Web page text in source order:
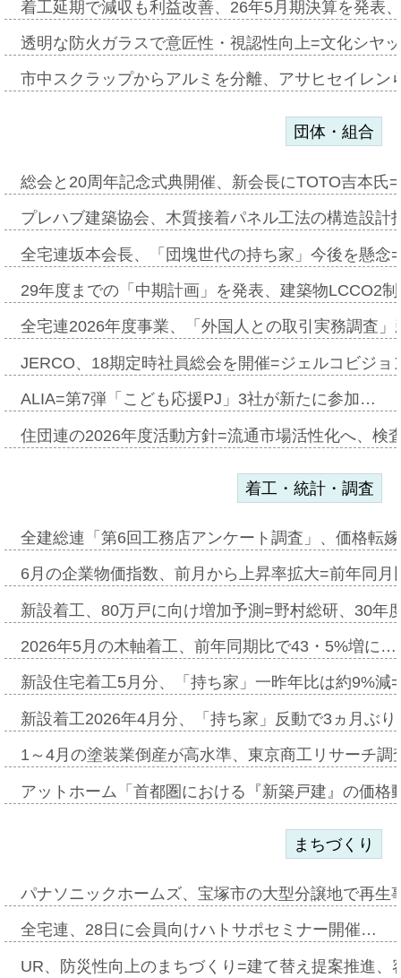
着工延期で減収も利益改善、26年5月期決算を発表
透明な防火ガラスで意匠性・視認性向上=文化シヤ
市中スクラップからアルミを分離、アサヒセイレ
団体・組合
総会と20周年記念式典開催、新会長にTOTO吉本氏
プレハブ建築協会、木質接着パネル工法の構造設
全宅連坂本会長、「団塊世代の持ち家」今後を懸
29年度までの「中期計画」を発表、建築物LCCO2
全宅連2026年度事業、「外国人との取引実務調査
JERCO、18期定時社員総会を開催=ジェルコビジ
ALIA=第7弾「こども応援PJ」3社が新たに参加…
住団連の2026年度活動方針=流通市場活性化へ、検
着工・統計・調査
全建総連「第6回工務店アンケート調査」、価格転
6月の企業物価指数、前月から上昇率拡大=前年同
新設着工、80万戸に向け増加予測=野村総研、30年
2026年5月の木軸着工、前年同期比で43・5%増に…
新設住宅着工5月分、「持ち家」一昨年比は約9%
新設着工2026年4月分、「持ち家」反動で3ヵ月ぶ
1～4月の塗装業倒産が高水準、東京商工リサーチ
アットホーム「首都圏における『新築戸建』の価
まちづくり
パナソニックホームズ、宝塚市の大型分譲地で再
全宅連、28日に会員向けハトサポセミナー開催…
UR、防災性向上のまちづくり=建て替え提案推進